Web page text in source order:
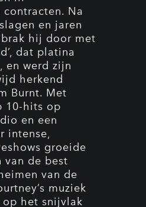
Na
en jaren
brak hij door met
dat platina
en werd zijn
herkend
Burnt. Met
10-hits op
en een
intense,
groeide
de best
van de
muziek
op het snijvlak